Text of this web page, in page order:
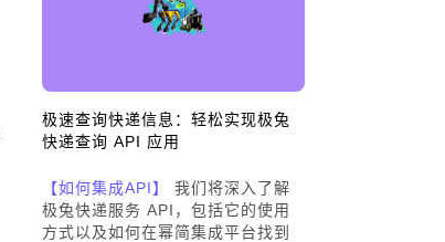
极速查询快递信息：轻松实现极兔
快递查询 API 应用
【如何集成API】
我们将深入了解
极兔快递服务 API，包括它的使用
方式以及如何在幂简集成平台找到